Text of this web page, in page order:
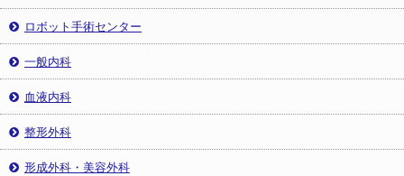
ロボット手術センター
一般内科
血液内科
整形外科
形成外科・美容外科